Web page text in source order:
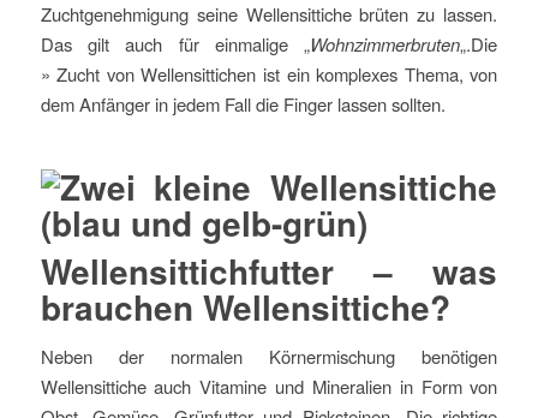
Zuchtgenehmigung seine Wellensittiche brüten zu lassen.
Das gilt auch für einmalige „Wohnzimmerbruten„.Die
» Zucht von Wellensittichen ist ein komplexes Thema, von
dem Anfänger in jedem Fall die Finger lassen sollten.
Wellensittichfutter – was
brauchen Wellensittiche?
Neben der normalen Körnermischung benötigen
Wellensittiche auch Vitamine und Mineralien in Form von